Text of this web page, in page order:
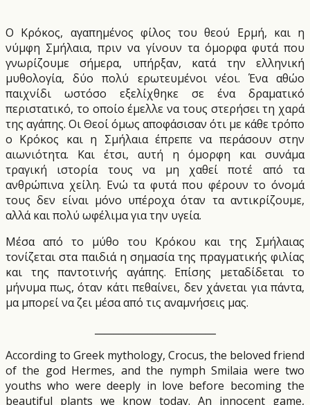
Ο Κρόκος, αγαπημένος φίλος του θεού Ερμή, και η
νύμφη Σμήλαια, πριν να γίνουν τα όμορφα φυτά που
γνωρίζουμε σήμερα, υπήρξαν, κατά την ελληνική
μυθολογία, δύο πολύ ερωτευμένοι νέοι. Ένα αθώο
παιχνίδι ωστόσο εξελίχθηκε σε ένα δραματικό
περιστατικό, το οποίο έμελλε να τους στερήσει τη χαρά
της αγάπης. Οι Θεοί όμως αποφάσισαν ότι με κάθε τρόπο
ο Κρόκος και η Σμήλαια έπρεπε να περάσουν στην
αιωνιότητα. Και έτσι, αυτή η όμορφη και συνάμα
τραγική ιστορία τους να μη χαθεί ποτέ από τα
ανθρώπινα χείλη. Ενώ τα φυτά που φέρουν το όνομά
τους δεν είναι μόνο υπέροχα όταν τα αντικρίζουμε,
αλλά και πολύ ωφέλιμα για την υγεία.
Μέσα από το μύθο του Κρόκου και της Σμήλαιας
τονίζεται στα παιδιά η σημασία της πραγματικής φιλίας
και της παντοτινής αγάπης. Επίσης μεταδίδεται το
μήνυμα πως, όταν κάτι πεθαίνει, δεν χάνεται για πάντα,
μα μπορεί να ζει μέσα από τις αναμνήσεις μας.
According to Greek mythology, Crocus, the beloved friend
of the god Hermes, and the nymph Smilaia were two
youths who were deeply in love before becoming the
beautiful plants we know today. An innocent game,